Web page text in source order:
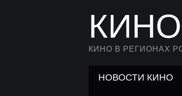
КИНО В РЕГИОНАХ
НОВОСТИ КИНО